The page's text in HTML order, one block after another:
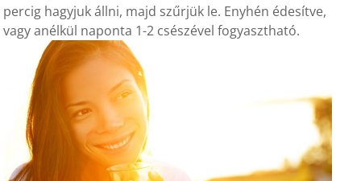
percig hagyjuk állni, majd szűrjük le. Enyhén édesítve,
vagy anélkül naponta 1-2 csészével fogyasztható.